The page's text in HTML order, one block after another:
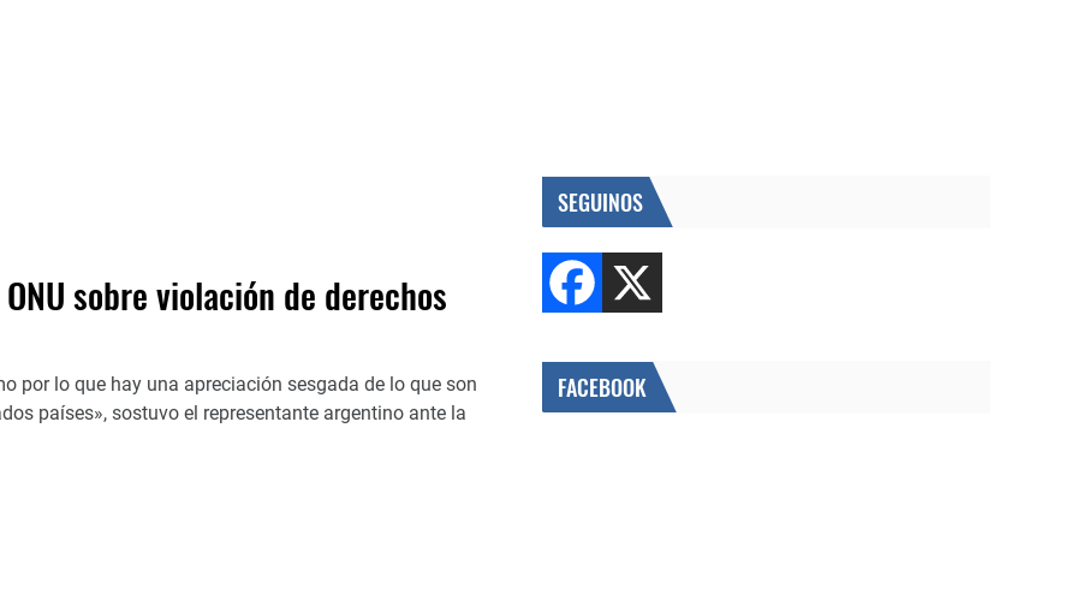
sobre violación de derechos
por lo que hay una apreciación sesgada de lo que son
países», sostuvo el representante argentino ante la
SEGUINOS
FACEBOOK